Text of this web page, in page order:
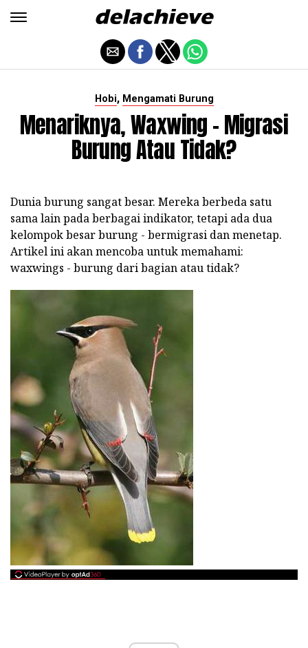
Hobi, Mengamati Burung
Menariknya, Waxwing - Migrasi
Burung Atau Tidak?
Dunia burung sangat besar. Mereka berbeda satu
sama lain pada berbagai indikator, tetapi ada dua
kelompok besar burung - bermigrasi dan menetap.
Artikel ini akan mencoba untuk memahami:
waxwings - burung dari bagian atau tidak?